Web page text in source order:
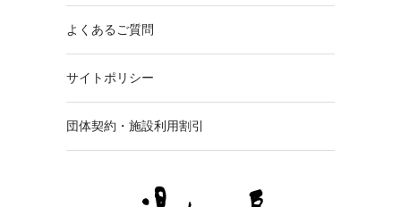
よくあるご質問
サイトポリシー
団体契約・施設利用割引